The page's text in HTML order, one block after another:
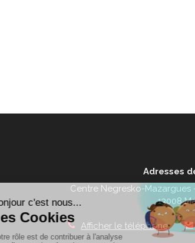
Adresses
Centre Negresko-
13008
Afficher le téléphone